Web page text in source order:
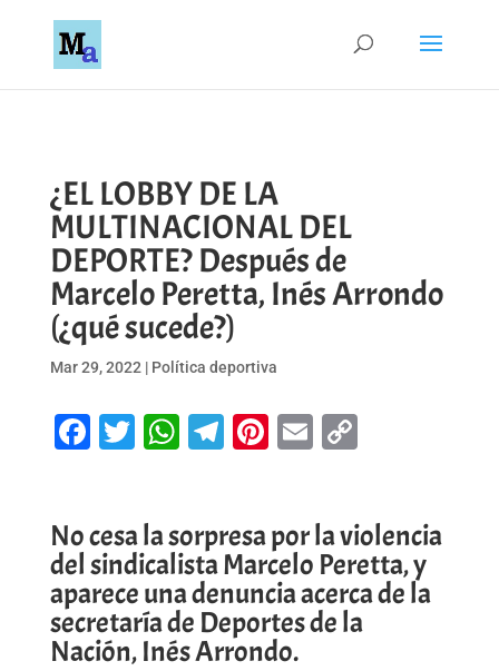
¿EL LOBBY DE LA
MULTINACIONAL DEL
DEPORTE? Después de
Marcelo Peretta, Inés Arrondo
(¿qué sucede?)
Mar 29, 2022 | Política deportiva
Facebook
Twitter
WhatsApp
Telegram
Pinterest
EmailCopy
No cesa la sorpresa por la violencia
del sindicalista Marcelo Peretta, y
aparece una denuncia acerca de la
secretaría de Deportes de la
Nación, Inés Arrondo.